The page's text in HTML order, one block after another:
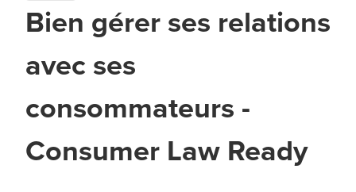
Bien gérer ses relations
avec ses
consommateurs -
Consumer Law Ready